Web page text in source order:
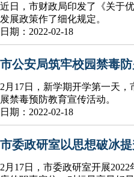
近日，市财政局印发了《关于
发展政策作了细化规定。
日期：2022-02-18
市公安局筑牢校园禁毒
2月17日，新学期开学第一天
展禁毒预防教育宣传活动。
日期：2022-02-18
市委政研室以思想破冰
2月17日，市委政研室开展